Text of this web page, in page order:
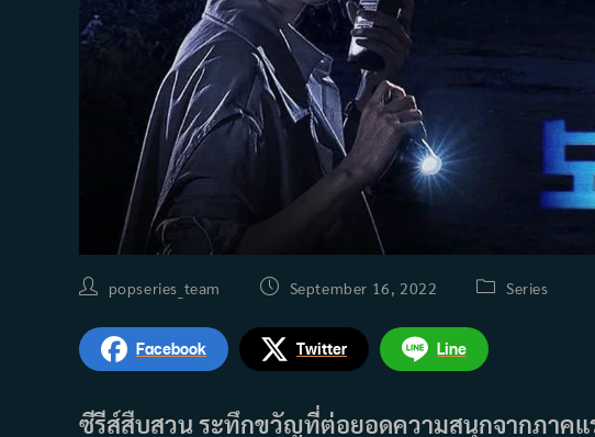
Postpopseries_team
PostSeptember 16, 2022
PostSeries
Facebook Twitter Line
ซีรีส์สืบสวน ระทึกขวัญที่ต่อยอดความสนุกจากภาคแ